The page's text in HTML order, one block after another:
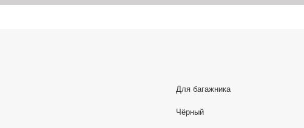
Для багажника
Чёрный